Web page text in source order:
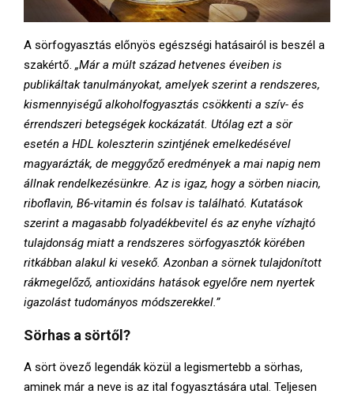
A sörfogyasztás előnyös egészségi hatásairól is beszél a
szakértő. „Már a múlt század hetvenes éveiben is
publikáltak tanulmányokat, amelyek szerint a rendszeres,
kismennyiségű alkoholfogyasztás csökkenti a szív- és
érrendszeri betegségek kockázatát. Utólag ezt a sör
esetén a HDL koleszterin szintjének emelkedésével
magyarázták, de meggyőző eredmények a mai napig nem
állnak rendelkezésünkre. Az is igaz, hogy a sörben niacin,
riboflavin, B6-vitamin és folsav is található. Kutatások
szerint a magasabb folyadékbevitel és az enyhe vízhajtó
tulajdonság miatt a rendszeres sörfogyasztók körében
ritkábban alakul ki vesekő. Azonban a sörnek tulajdonított
rákmegelőző, antioxidáns hatások egyelőre nem nyertek
igazolást tudományos módszerekkel.”
Sörhas a sörtől?
A sört övező legendák közül a legismertebb a sörhas,
aminek már a neve is az ital fogyasztására utal. Teljesen